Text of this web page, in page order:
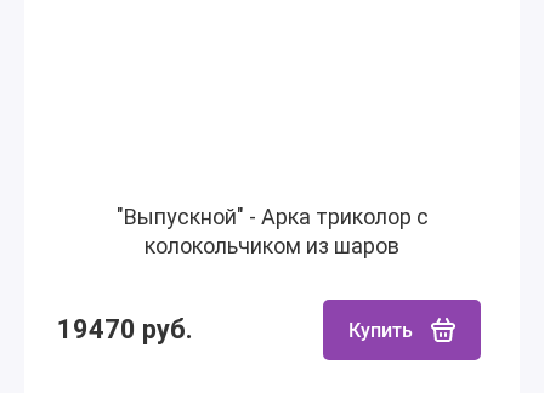
"Выпускной" - Арка триколор с
колокольчиком из шаров
19470 руб. Купить